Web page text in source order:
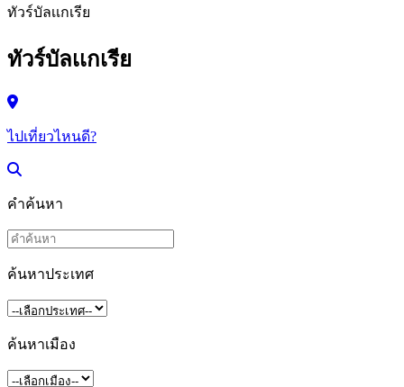
ทัวร์บัลเเกเรีย
ทัวร์บัลเเกเรีย
ไปเที่ยวไหนดี?
คำค้นหา
ค้นหาประเทศ
ค้นหาเมือง